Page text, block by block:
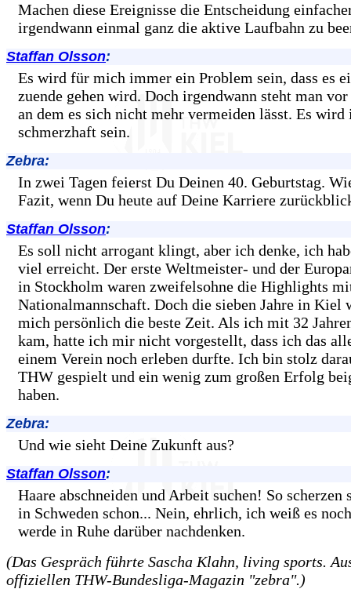
Machen diese Ereignisse die Entscheidung
irgendwann einmal ganz die aktive Laufbahn zu
Staffan Olsson:
Es wird für mich immer ein Problem sein, dass es
zuende gehen wird. Doch irgendwann steht man
an dem es sich nicht mehr vermeiden lässt. Es wird
schmerzhaft sein.
Zebra:
In zwei Tagen feierst Du Deinen 40. Geburtstag.
Fazit, wenn Du heute auf Deine Karriere
Staffan Olsson:
Es soll nicht arrogant klingt, aber ich denke, ich
viel erreicht. Der erste Weltmeister- und der
in Stockholm waren zweifelsohne die Highlights
Nationalmannschaft. Doch die sieben Jahre in Kiel
mich persönlich die beste Zeit. Als ich mit 32
kam, hatte ich mir nicht vorgestellt, dass ich das
einem Verein noch erleben durfte. Ich bin stolz
THW gespielt und ein wenig zum großen Erfolg
haben.
Zebra:
Und wie sieht Deine Zukunft aus?
Staffan Olsson:
Haare abschneiden und Arbeit suchen! So scherzen
in Schweden schon... Nein, ehrlich, ich weiß es
werde in Ruhe darüber nachdenken.
(Das Gespräch führte Sascha Klahn, living sports.
offiziellen THW-Bundesliga-Magazin "zebra".)